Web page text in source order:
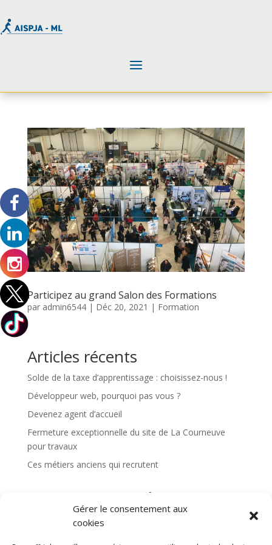
Gérer le consentement aux
cookies
Participez au grand Salon des Formations
par admin6544| Déc 20, 2021 | Formation
Articles récents
Solde de la taxe d’apprentissage : choisissez-nous !
Développeur web, pourquoi pas vous ?
Devenez agent d’accueil
Fermeture exceptionnelle du site de La Courneuve
pour travaux
Ces métiers anciens qui recrutent
Commentaires récents
Aucun commentaire à afficher.